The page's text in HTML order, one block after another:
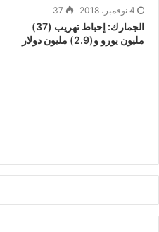
4 نوفمبر، 2018 37
الجمارك: إحباط تهريب (37)
مليون يورو و(2.9) مليون دولار